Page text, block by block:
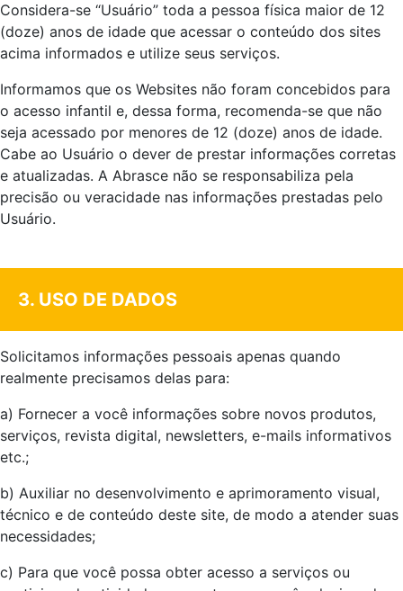
Considera-se “Usuário” toda a pessoa física maior de 12
(doze) anos de idade que acessar o conteúdo dos sites
acima informados e utilize seus serviços.
Informamos que os Websites não foram concebidos para
o acesso infantil e, dessa forma, recomenda-se que não
seja acessado por menores de 12 (doze) anos de idade.
Cabe ao Usuário o dever de prestar informações corretas
e atualizadas. A Abrasce não se responsabiliza pela
precisão ou veracidade nas informações prestadas pelo
Usuário.
3. USO DE DADOS
Solicitamos informações pessoais apenas quando
realmente precisamos delas para:
a) Fornecer a você informações sobre novos produtos,
serviços, revista digital, newsletters, e-mails informativos
etc.;
b) Auxiliar no desenvolvimento e aprimoramento visual,
técnico e de conteúdo deste site, de modo a atender suas
necessidades;
c) Para que você possa obter acesso a serviços ou